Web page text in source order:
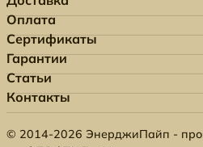
Оплата
Сертификаты
Гарантии
Статьи
Контакты
© 2014-2026 ЭнерджиПайп -